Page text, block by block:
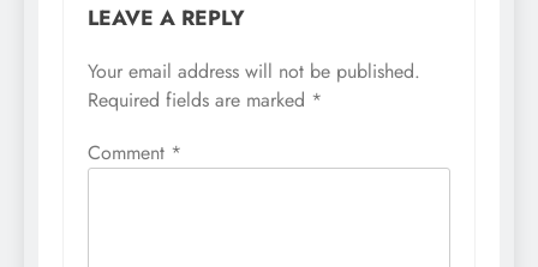
LEAVE A REPLY
Your email address will not be published.
Required fields are marked *
Comment *